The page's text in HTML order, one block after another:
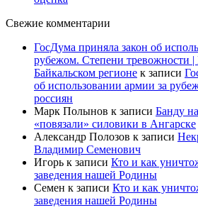
Свежие комментарии
ГосДума приняла закон об
рубежом. Степени тревожности |
Байкальском регионе к записи
об использовании армии за
россиян
Марк Полынов к записи Банду
«повязали» силовики в Ангарске
Александр Полозов к записи
Владимир Семенович
Игорь к записи Кто и как
заведения нашей Родины
Семен к записи Кто и как
заведения нашей Родины